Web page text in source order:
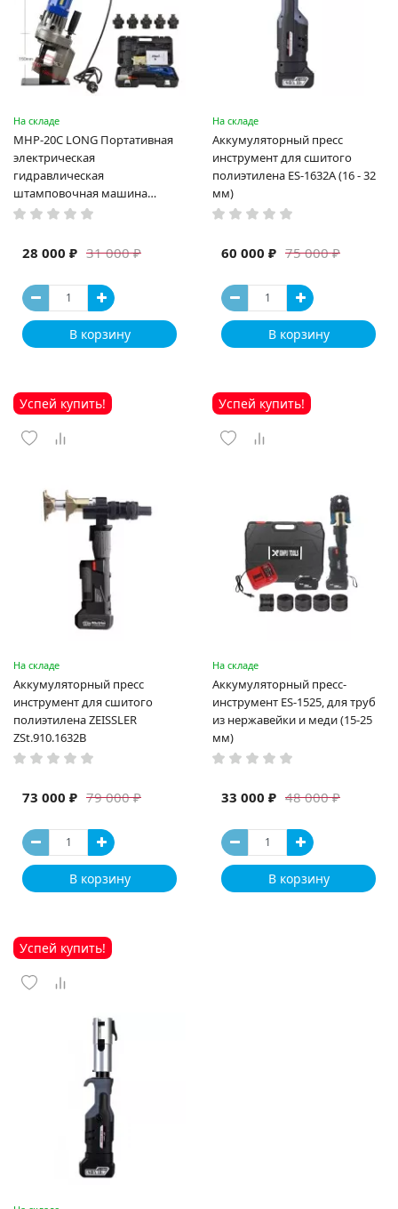
На складе
MHP-20C LONG Портативная
электрическая
гидравлическая
штамповочная машина
высокая мощность и мощный
машина
31 000 ₽
28 000 ₽
В корзину
На складе
Аккумуляторный пресс
инструмент для сшитого
полиэтилена ES-1632A (16 - 32
мм)
75 000 ₽
60 000 ₽
В корзину
Успей купить!
На складе
Аккумуляторный пресс
инструмент для сшитого
полиэтилена ZEISSLER
ZSt.910.1632B
79 000 ₽
73 000 ₽
В корзину
Успей купить!
На складе
Аккумуляторный пресс-
инструмент ES-1525, для труб
из нержавейки и меди (15-25
мм)
48 000 ₽
33 000 ₽
В корзину
Успей купить!